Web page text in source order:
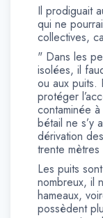
Il prodiguait
qui ne
collectives,
" Dans les
isolées, il
ou aux puits.
protéger
contaminée
bétail ne s’y
dérivation
trente
Les puits
nombreux, il
hameaux,
possèdent